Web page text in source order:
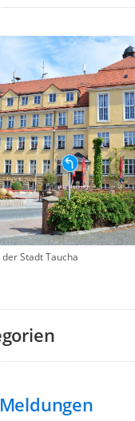
der Stadt Taucha
Meldungen